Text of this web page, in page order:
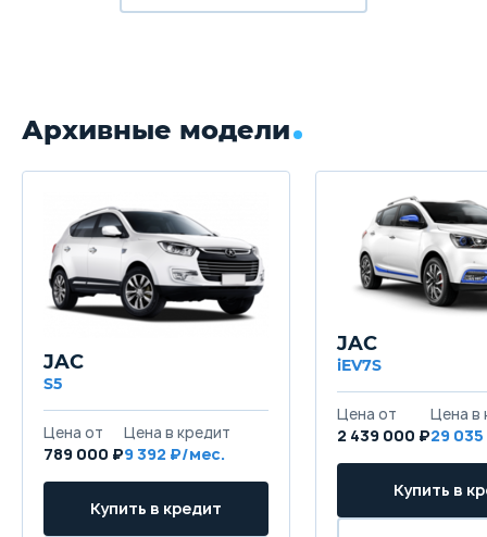
Архивные модели
JAC
S5
Цена от
789 000 ₽
Цена в кредит
9 392 ₽/мес.
Купить в кредит
JAC
iEV7S
Цена от
2 439 000 ₽
Цена в
29
Купить в